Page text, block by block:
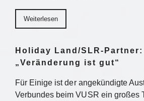
Weiterlesen
Holiday Land/SLR-Partner:
„Veränderung ist gut“
Für Einige ist der angekündigte
Verbundes beim VUSR ein großes